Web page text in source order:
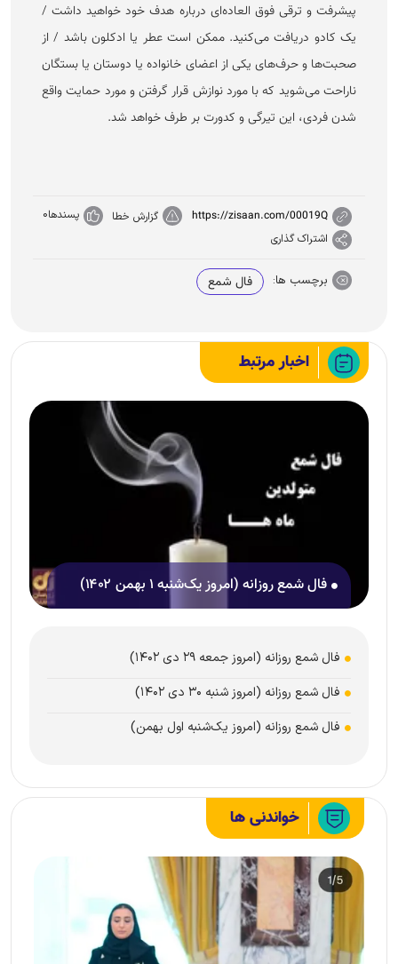
پیشرفت و ترقی فوق العاده‌ای درباره هدف خود خواهید داشت /
یک کادو دریافت می‌کنید. ممکن است عطر یا ادکلون باشد / از
صحبت‌ها و حرف‌های یکی از اعضای خانواده یا دوستان یا بستگان
ناراحت می‌شوید که با مورد نوازش قرار گرفتن و مورد حمایت واقع
شدن فردی، این تیرگی و کدورت بر طرف خواهد شد.
https://zisaan.com/00019Q گزارش خطا پسندها0
اشتراک گذاری
برچسب ها: فال شمع
اخبار مرتبط
فال شمع روزانه (امروز یک‌شنبه ۱ بهمن ۱۴۰۲)
فال شمع روزانه (امروز جمعه ۲۹ دی ۱۴۰۲)
فال شمع روزانه (امروز شنبه ۳۰ دی ۱۴۰۲)
فال شمع روزانه (امروز یک‌شنبه اول بهمن)
خواندنی ها